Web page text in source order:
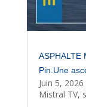
ASPHALTE
Pin.Une
Juin 5, 2026
Mistral TV,